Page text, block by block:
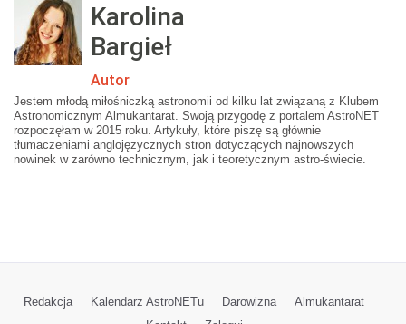
Karolina
Bargieł
Autor
Jestem młodą miłośniczką astronomii od kilku lat związaną z Klubem
Astronomicznym Almukantarat. Swoją przygodę z portalem AstroNET
rozpoczęłam w 2015 roku. Artykuły, które piszę są głównie
tłumaczeniami anglojęzycznych stron dotyczących najnowszych
nowinek w zarówno technicznym, jak i teoretycznym astro-świecie.
Redakcja Kalendarz AstroNETu Darowizna
Almukantarat